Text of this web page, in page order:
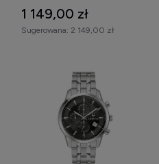
1 149,00 zł
Sugerowana: 2 149,00 zł